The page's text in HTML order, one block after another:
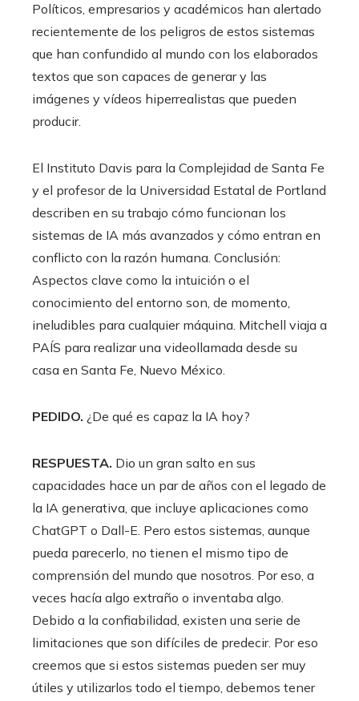
Políticos, empresarios y académicos han alertado
recientemente de los peligros de estos sistemas
que han confundido al mundo con los elaborados
textos que son capaces de generar y las
imágenes y vídeos hiperrealistas que pueden
producir.
El Instituto Davis para la Complejidad de Santa Fe
y el profesor de la Universidad Estatal de Portland
describen en su trabajo cómo funcionan los
sistemas de IA más avanzados y cómo entran en
conflicto con la razón humana. Conclusión:
Aspectos clave como la intuición o el
conocimiento del entorno son, de momento,
ineludibles para cualquier máquina. Mitchell viaja a
PAÍS para realizar una videollamada desde su
casa en Santa Fe, Nuevo México.
PEDIDO. ¿De qué es capaz la IA hoy?
RESPUESTA. Dio un gran salto en sus
capacidades hace un par de años con el legado de
la IA generativa, que incluye aplicaciones como
ChatGPT o Dall-E. Pero estos sistemas, aunque
pueda parecerlo, no tienen el mismo tipo de
comprensión del mundo que nosotros. Por eso, a
veces hacía algo extraño o inventaba algo.
Debido a la confiabilidad, existen una serie de
limitaciones que son difíciles de predecir. Por eso
creemos que si estos sistemas pueden ser muy
útiles y utilizarlos todo el tiempo, debemos tener